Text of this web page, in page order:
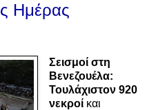
Ημέρας
Σεισμοί στη
Βενεζουέλα:
Τουλάχιστον 920
νεκροί και